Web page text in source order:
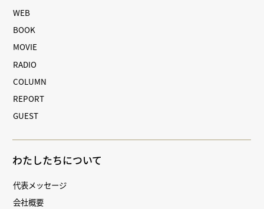
WEB
BOOK
MOVIE
RADIO
COLUMN
REPORT
GUEST
わたしたちについて
代表メッセージ
会社概要